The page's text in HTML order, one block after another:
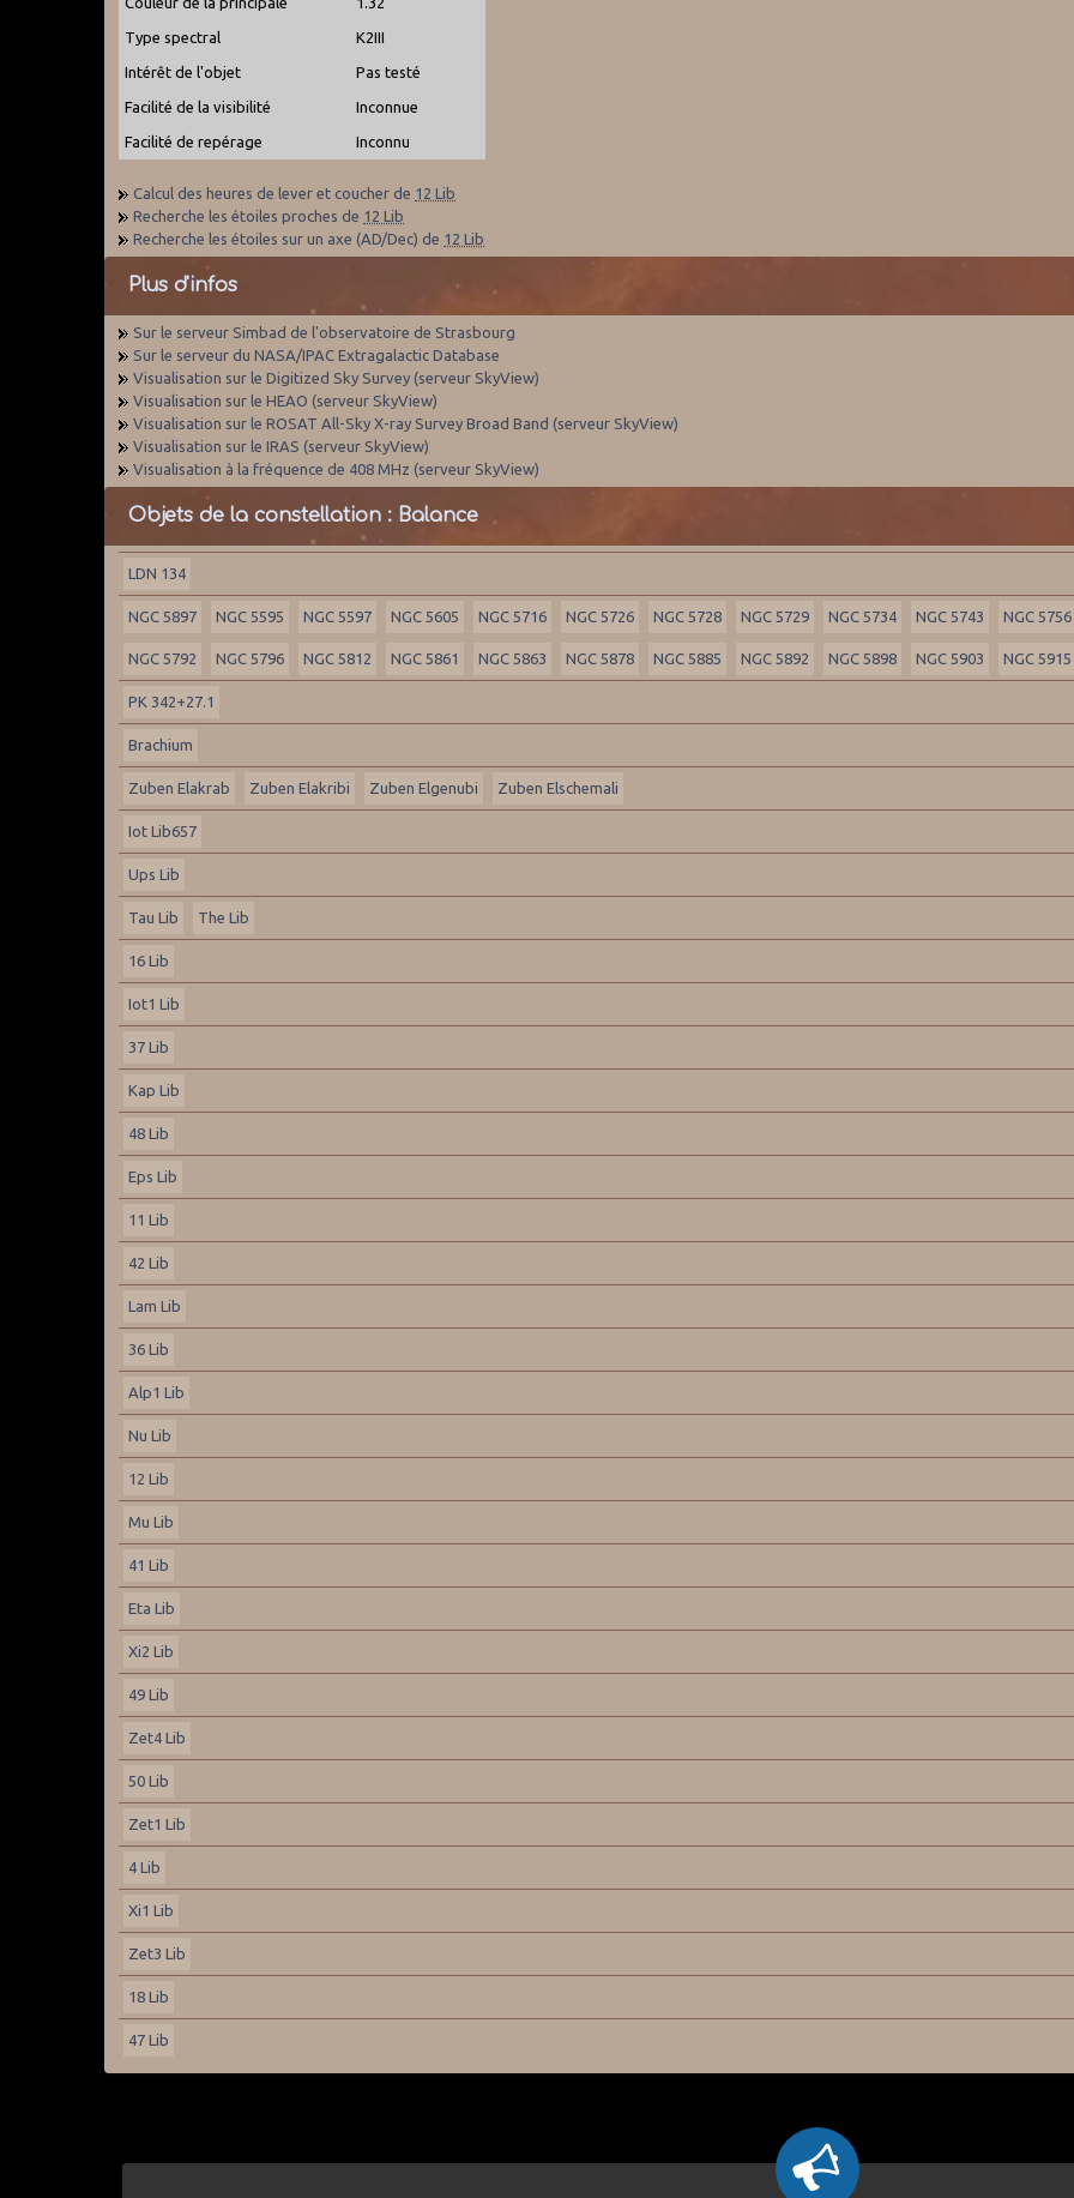
Type spectral K2III
Intérêt de l'objet Pas testé
Facilité de la visibilité Inconnue
Facilité de repérage Inconnu
Calcul des heures de lever et coucher de 12 Lib
Recherche les étoiles proches de 12 Lib
Recherche les étoiles sur un axe (AD/Dec) de 12 Lib
Plus d'infos
Sur le serveur Simbad de l'observatoire de Strasbourg
Sur le serveur du NASA/IPAC Extragalactic Database
Visualisation sur le Digitized Sky Survey (serveur SkyView)
Visualisation sur le HEAO (serveur SkyView)
Visualisation sur le ROSAT All-Sky X-ray Survey Broad Band (serveur SkyView)
Visualisation sur le IRAS (serveur SkyView)
Visualisation à la fréquence de 408 MHz (serveur SkyView)
Objets de la constellation : Balance
LDN 134
NGC 5897 NGC 5595 NGC 5597 NGC 5605 NGC 5716 NGC 5726 NGC 5728 NGC 5729 NGC 5734 NGC 5743 NGC 5756
NGC 5792 NGC 5796 NGC 5812 NGC 5861 NGC 5863 NGC 5878 NGC 5885 NGC 5892 NGC 5898 NGC 5903 NGC 5915
PK 342+27.1
Brachium
Zuben Elakrab Zuben Elakribi Zuben Elgenubi Zuben Elschemali
Iot Lib657
Ups Lib
Tau Lib The Lib
16 Lib
Iot1 Lib
37 Lib
Kap Lib
48 Lib
Eps Lib
11 Lib
42 Lib
Lam Lib
36 Lib
Alp1 Lib
Nu Lib
12 Lib
Mu Lib
41 Lib
Eta Lib
Xi2 Lib
49 Lib
Zet4 Lib
50 Lib
Zet1 Lib
4 Lib
Xi1 Lib
Zet3 Lib
18 Lib
47 Lib